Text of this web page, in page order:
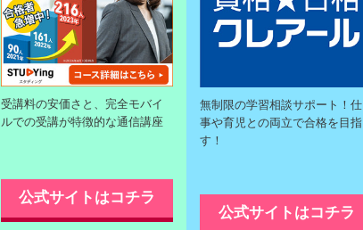
受講料の安価さと、完全モバイ
ルでの受講が特徴的な通信講座
公式サイトはコチラ
無制限の学習相談サポート！仕
事や育児との両立で合格を目指
す！
公式サイトはコチラ